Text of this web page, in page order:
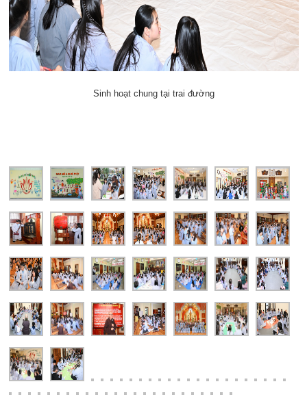
Sinh hoạt chung tại trai đường